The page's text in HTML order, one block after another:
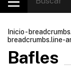
Inicio-
breadcrumbs.line-
Bafles